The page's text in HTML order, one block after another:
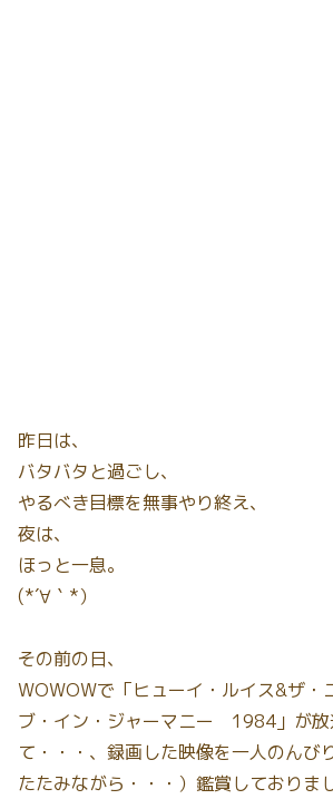
昨日は、
バタバタと過ごし、
やるべき目標を無事やり終え、
夜は、
ほっと一息。
(*´∀｀*）
その前の日、
WOWOWで「ヒューイ・ルイス&ザ
ブ・イン・ジャーマニー 1984」が放
て・・・、録画した映像を一人のんび
たたみながら・・・）鑑賞しておりま